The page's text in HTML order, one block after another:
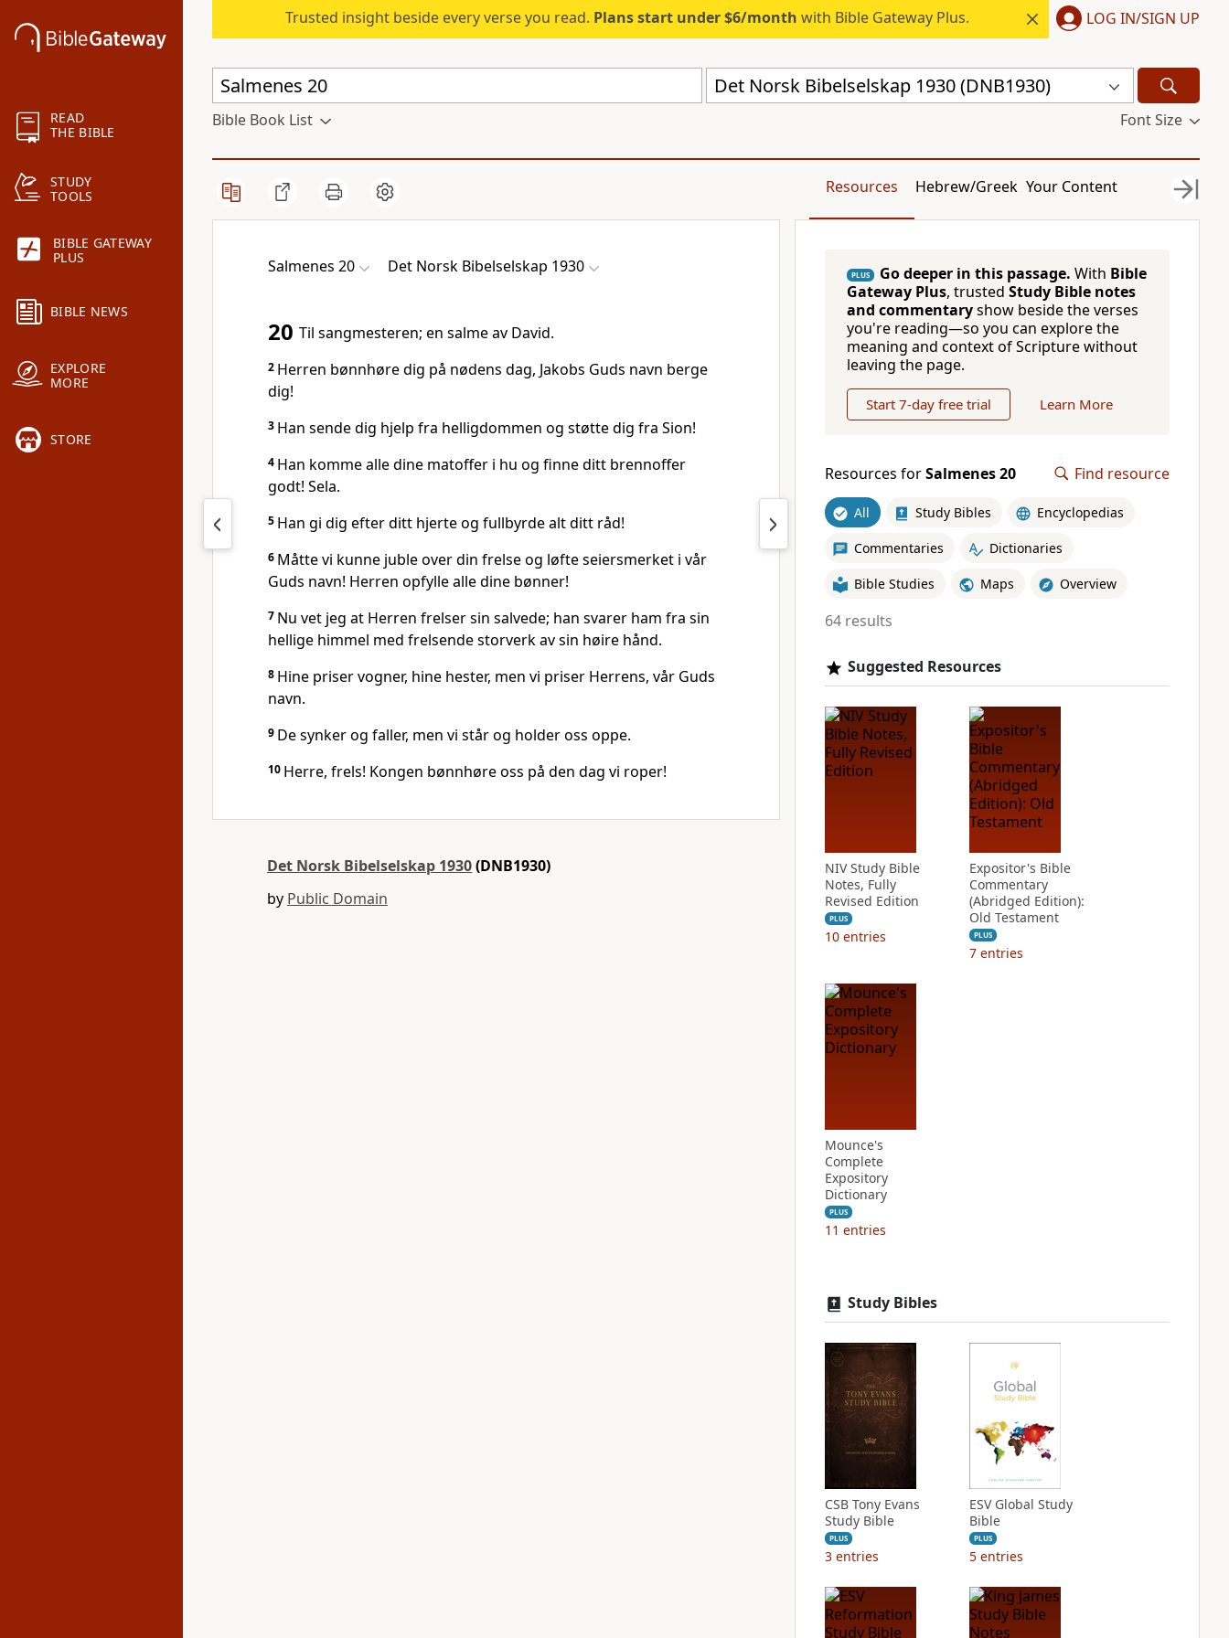
READ
THE BIBLE
STUDY
TOOLS
BIBLE GATEWAY
PLUS
BIBLE NEWS
EXPLORE
MORE
STORE
Trusted insight beside every verse you read. Plans start under $6/month with Bible Gateway Plus. LOG IN/SIGN UP
Det Norsk Bibelselskap 1930 (DNB1930)
Bible Book List Font Size
Resources Hebrew/Greek Your Content
Salmenes 20 Det Norsk Bibelselskap 1930
20 Til sangmesteren; en salme av David.
2 Herren bønnhøre dig på nødens dag, Jakobs Guds navn berge
dig!
3 Han sende dig hjelp fra helligdommen og støtte dig fra Sion!
4 Han komme alle dine matoffer i hu og finne ditt brennoffer
godt! Sela.
5 Han gi dig efter ditt hjerte og fullbyrde alt ditt råd!
6 Måtte vi kunne juble over din frelse og løfte seiersmerket i vår
Guds navn! Herren opfylle alle dine bønner!
7 Nu vet jeg at Herren frelser sin salvede; han svarer ham fra sin
hellige himmel med frelsende storverk av sin høire hånd.
8 Hine priser vogner, hine hester, men vi priser Herrens, vår Guds
navn.
9 De synker og faller, men vi står og holder oss oppe.
10 Herre, frels! Kongen bønnhøre oss på den dag vi roper!
Det Norsk Bibelselskap 1930(DNB1930)
by Public Domain
PLUS Go deeper in this passage. With Bible
Gateway Plus, trusted Study Bible notes
and commentaryshow beside the verses
you're reading—so you can explore the
meaning and context of Scripture without
leaving the page.
Start 7-day free trial Learn More
Resources forSalmenes 20 Find resource
All Study Bibles Encyclopedias
Commentaries Dictionaries
Bible Studies Maps Overview
64 results
Suggested Resources
NIV Study Bible
Notes, Fully
Revised Edition
PLUS
10 entries
Expositor's Bible
Commentary
(Abridged Edition):
Old Testament
PLUS
7 entries
Mounce's
Complete
Expository
Dictionary
PLUS
11 entries
Study Bibles
CSB Tony Evans
Study Bible
PLUS
3 entries
ESV Global Study
Bible
PLUS
5 entries